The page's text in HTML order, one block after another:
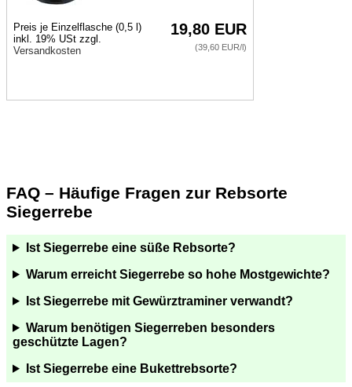
19,80 EUR
(39,60 EUR/l)
Preis je Einzelflasche (0,5 l)
inkl. 19% USt zzgl.
Versandkosten
FAQ – Häufige Fragen zur Rebsorte
Siegerrebe
Ist Siegerrebe eine süße Rebsorte?
Warum erreicht Siegerrebe so hohe Mostgewichte?
Ist Siegerrebe mit Gewürztraminer verwandt?
Warum benötigen Siegerreben besonders
geschützte Lagen?
Ist Siegerrebe eine Bukettrebsorte?